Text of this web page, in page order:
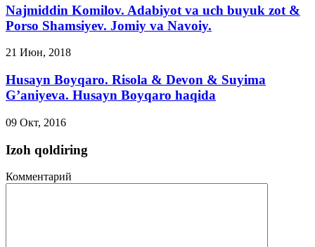
Najmiddin Komilov. Adabiyot va uch buyuk zot &
Porso Shamsiyev. Jomiy va Navoiy.
21 Июн, 2018
Husayn Boyqaro. Risola & Devon & Suyima
G’aniyeva. Husayn Boyqaro haqida
09 Окт, 2016
Izoh qoldiring
Комментарий